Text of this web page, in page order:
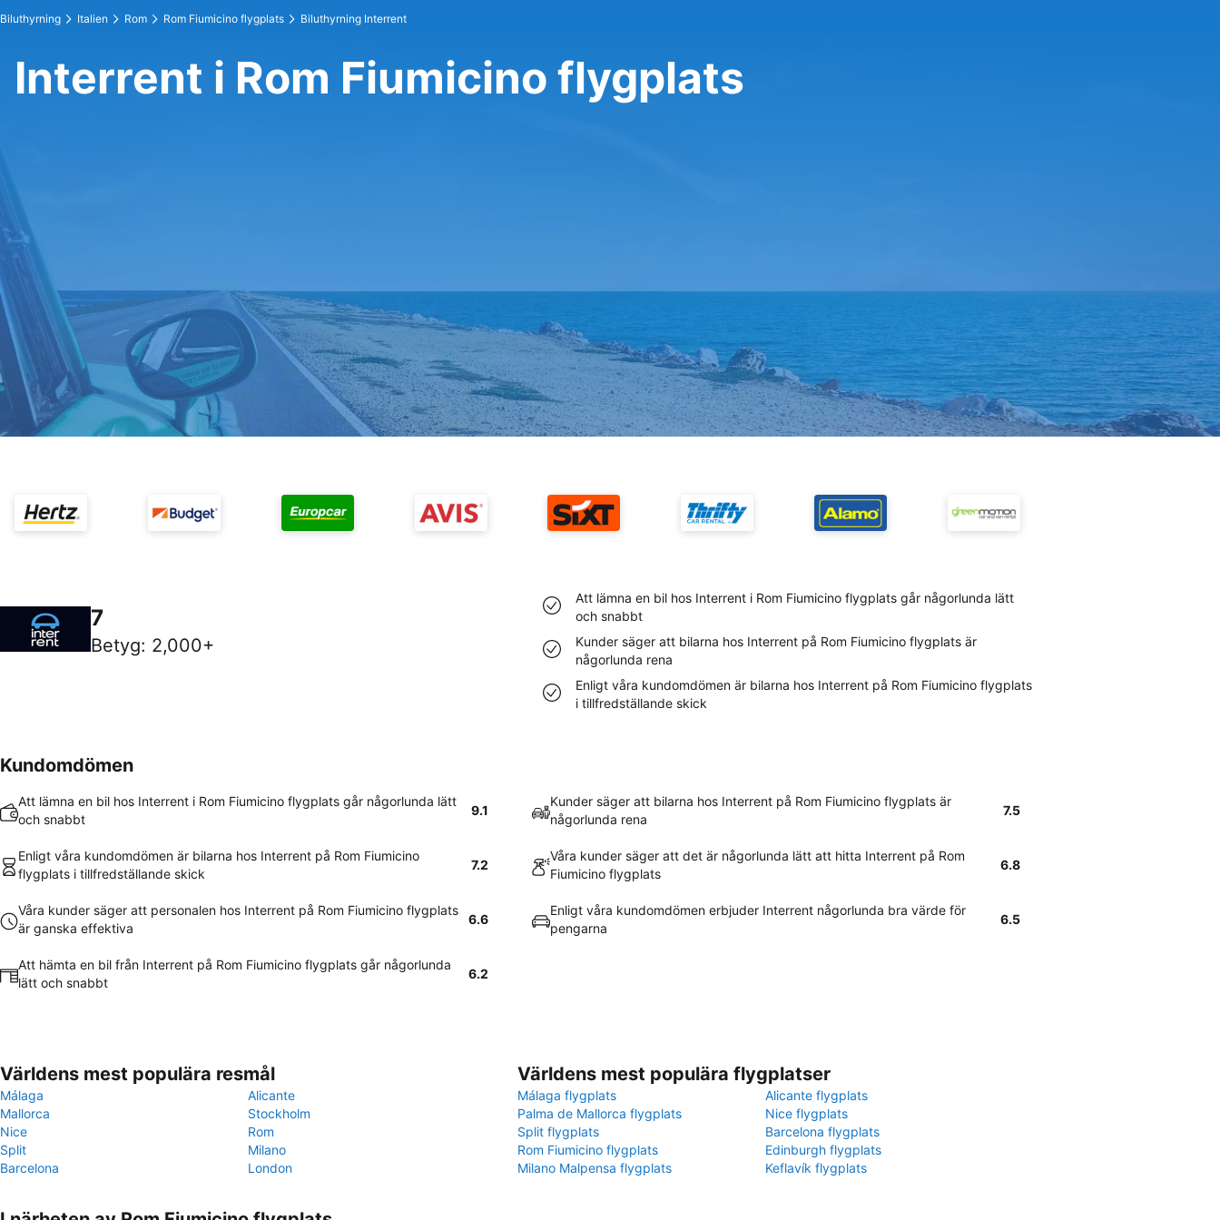
Biluthyrning Italien Rom Rom Fiumicino flygplats Biluthyrning Interrent
Interrent i Rom Fiumicino flygplats
7
Betyg: 2,000+
Att lämna en bil hos Interrent i Rom Fiumicino flygplats går någorlunda lätt
och snabbt
Kunder säger att bilarna hos Interrent på Rom Fiumicino flygplats är
någorlunda rena
Enligt våra kundomdömen är bilarna hos Interrent på Rom Fiumicino flygplats
i tillfredställande skick
Kundomdömen
Att lämna en bil hos Interrent i Rom Fiumicino flygplats går någorlunda lätt
och snabbt
9.1
Kunder säger att bilarna hos Interrent på Rom Fiumicino flygplats är
någorlunda rena
7.5
Enligt våra kundomdömen är bilarna hos Interrent på Rom Fiumicino
flygplats i tillfredställande skick
7.2
Våra kunder säger att det är någorlunda lätt att hitta Interrent på Rom
Fiumicino flygplats
6.8
Våra kunder säger att personalen hos Interrent på Rom Fiumicino flygplats
är ganska effektiva
6.6
Enligt våra kundomdömen erbjuder Interrent någorlunda bra värde för
pengarna
6.5
Att hämta en bil från Interrent på Rom Fiumicino flygplats går någorlunda
lätt och snabbt
6.2
Världens mest populära resmål
Málaga
Alicante
Mallorca
Stockholm
Nice
Rom
Split
Milano
Barcelona
London
Världens mest populära flygplatser
Málaga flygplats
Alicante flygplats
Palma de Mallorca flygplats
Nice flygplats
Split flygplats
Barcelona flygplats
Rom Fiumicino flygplats
Edinburgh flygplats
Milano Malpensa flygplats
Keflavík flygplats